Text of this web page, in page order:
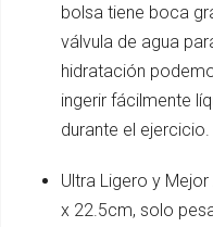
bolsa tiene boca
válvula de agua
hidratación
ingerir fácilmente
durante el ejercicio.
Ultra Ligero y
x 22.5cm, solo